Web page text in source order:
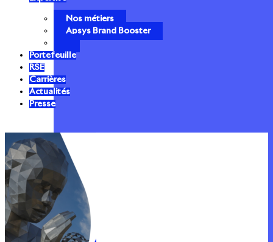
Nos métiers
Apsys Brand Booster
Portefeuille
RSE
Carrières
Actualités
Presse